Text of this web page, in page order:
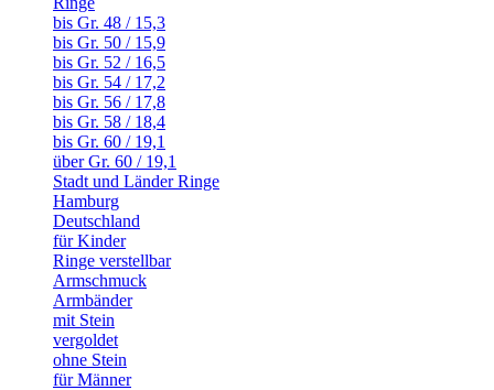
bis Gr. 48 / 15,3
bis Gr. 50 / 15,9
bis Gr. 52 / 16,5
bis Gr. 54 / 17,2
bis Gr. 56 / 17,8
bis Gr. 58 / 18,4
bis Gr. 60 / 19,1
über Gr. 60 / 19,1
Stadt und Länder Ringe
Hamburg
Deutschland
für Kinder
Ringe verstellbar
Armschmuck
Armbänder
mit Stein
vergoldet
ohne Stein
für Männer